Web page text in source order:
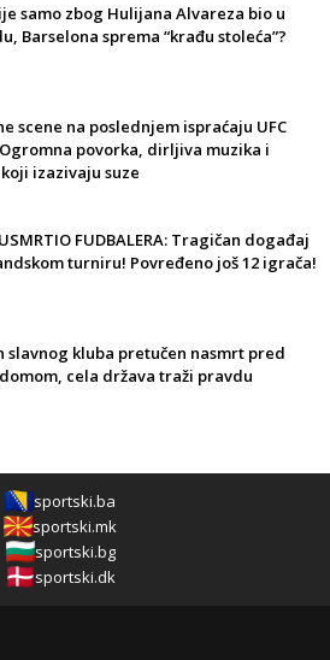
samo zbog Hulijana Alvareza bio u
Barselona sprema “krađu stoleća”?
scene na poslednjem ispraćaju UFC
povorka, dirljiva muzika i
izazivaju suze
FUDBALERA: Tragičan događaj
turniru! Povređeno još 12 igrača!
slavnog kluba pretučen nasmrt pred
cela država traži pravdu
sportski.ba
sportski.mk
sportski.bg
sportski.dk